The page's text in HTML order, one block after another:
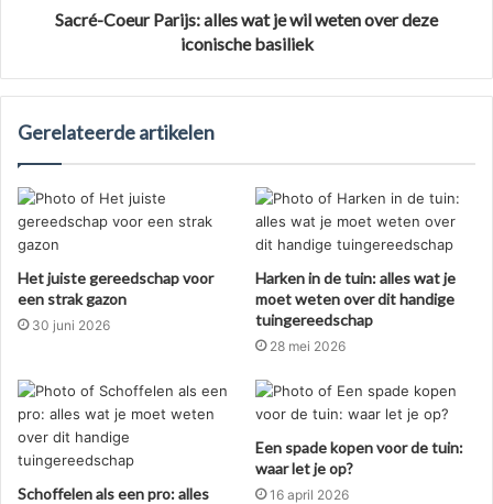
Sacré-Coeur Parijs: alles wat je wil weten over deze
iconische basiliek
Gerelateerde artikelen
Het juiste gereedschap voor
een strak gazon
30 juni 2026
Harken in de tuin: alles wat je
moet weten over dit handige
tuingereedschap
28 mei 2026
Schoffelen als een pro: alles
Een spade kopen voor de tuin:
waar let je op?
16 april 2026